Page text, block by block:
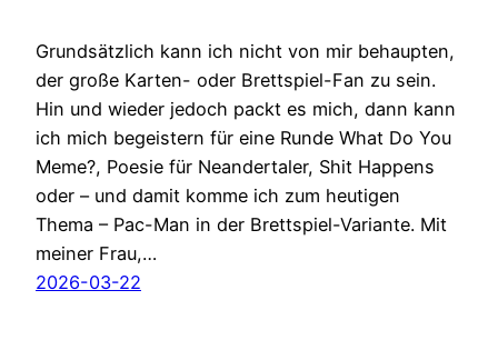
Grundsätzlich kann ich nicht von mir behaupten,
der große Karten- oder Brettspiel-Fan zu sein.
Hin und wieder jedoch packt es mich, dann kann
ich mich begeistern für eine Runde What Do You
Meme?, Poesie für Neandertaler, Shit Happens
oder – und damit komme ich zum heutigen
Thema – Pac-Man in der Brettspiel-Variante. Mit
meiner Frau,…
2026-03-22